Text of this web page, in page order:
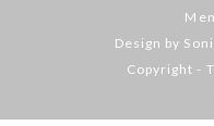
Design by
Copyright -